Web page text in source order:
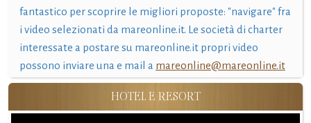
fantastico per scoprire le migliori proposte: "navigare" fra
i video selezionati da mareonline.it. Le società di charter
interessate a postare su mareonline.it propri video
possono inviare una e mail a mareonline@mareonline.it
HOTEL E RESORT